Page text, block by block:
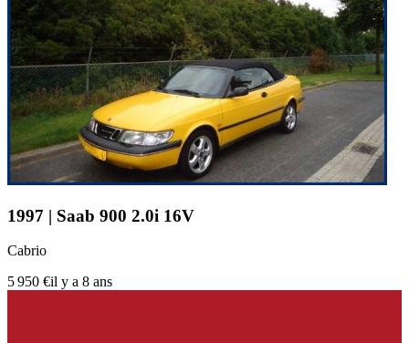
1997 | Saab 900 2.0i 16V
Cabrio
5 950 €il y a 8 ans